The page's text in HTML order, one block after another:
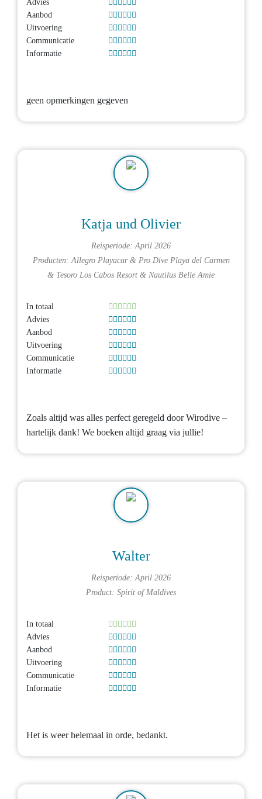
Advies
Aanbod
Uitvoering
Communicatie
Informatie
geen opmerkingen gegeven
Katja und Olivier
Reisperiode: April 2026
Producten: Allegro Playacar& Pro Dive Playa del Carmen
& Tesoro Los Cabos Resort & Nautilus Belle Amie
In totaal
Advies
Aanbod
Uitvoering
Communicatie
Informatie
Zoals altijd was alles perfect geregeld door Wirodive –
hartelijk dank! We boeken altijd graag via jullie!
Walter
Reisperiode: April 2026
Product: Spirit of Maldives
In totaal
Advies
Aanbod
Uitvoering
Communicatie
Informatie
Het is weer helemaal in orde, bedankt.